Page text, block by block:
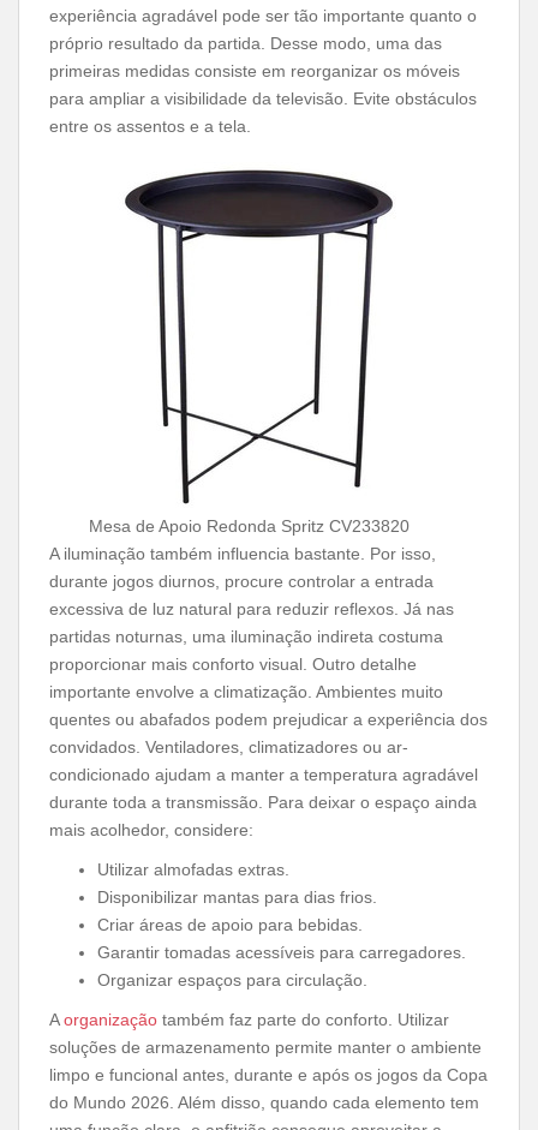
experiência agradável pode ser tão importante quanto o
próprio resultado da partida. Desse modo, uma das
primeiras medidas consiste em reorganizar os móveis
para ampliar a visibilidade da televisão. Evite obstáculos
entre os assentos e a tela.
Mesa de Apoio Redonda Spritz CV233820
A iluminação também influencia bastante. Por isso,
durante jogos diurnos, procure controlar a entrada
excessiva de luz natural para reduzir reflexos. Já nas
partidas noturnas, uma iluminação indireta costuma
proporcionar mais conforto visual. Outro detalhe
importante envolve a climatização. Ambientes muito
quentes ou abafados podem prejudicar a experiência dos
convidados. Ventiladores, climatizadores ou ar-
condicionado ajudam a manter a temperatura agradável
durante toda a transmissão. Para deixar o espaço ainda
mais acolhedor, considere:
Utilizar almofadas extras.
Disponibilizar mantas para dias frios.
Criar áreas de apoio para bebidas.
Garantir tomadas acessíveis para carregadores.
Organizar espaços para circulação.
Aorganização também faz parte do conforto. Utilizar
soluções de armazenamento permite manter o ambiente
limpo e funcional antes, durante e após os jogos da Copa
do Mundo 2026. Além disso, quando cada elemento tem